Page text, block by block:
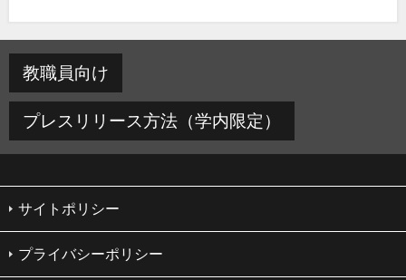
教職員向け
プレスリリース方法（学内限定）
サイトポリシー
プライバシーポリシー